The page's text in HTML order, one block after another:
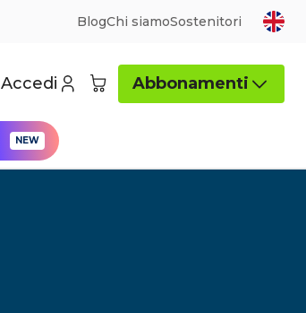
BlogChi siamoSostenitori
Accedi Abbonamenti